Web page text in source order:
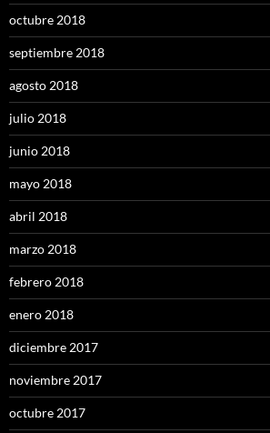
octubre 2018
septiembre 2018
agosto 2018
julio 2018
junio 2018
mayo 2018
abril 2018
marzo 2018
febrero 2018
enero 2018
diciembre 2017
noviembre 2017
octubre 2017